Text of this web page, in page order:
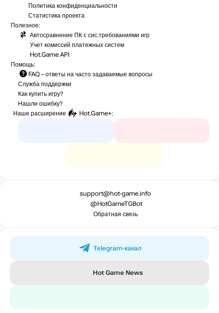
Политика конфиденциальности
Статистика проекта
Полезное:
Автосравнение ПК с сис.требованиями игр
Учет комиссий платежных систем
Hot.Game API
Помощь:
FAQ – ответы на часто задаваемые вопросы
Служба поддержки
Как купить игру?
Нашли ошибку?
Наше расширение
Hot.Game+:
support@hot-game.info
@HotGameTGBot
Обратная связь
Telegram-канал
Hot Game News